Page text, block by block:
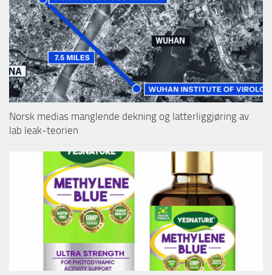
Norsk medias manglende dekning og latterliggjøring av
lab leak-teorien